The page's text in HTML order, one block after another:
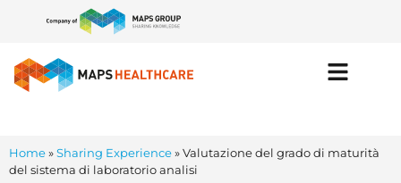
Home»Sharing Experience»Valutazione del grado di maturità
del sistema di laboratorio analisi